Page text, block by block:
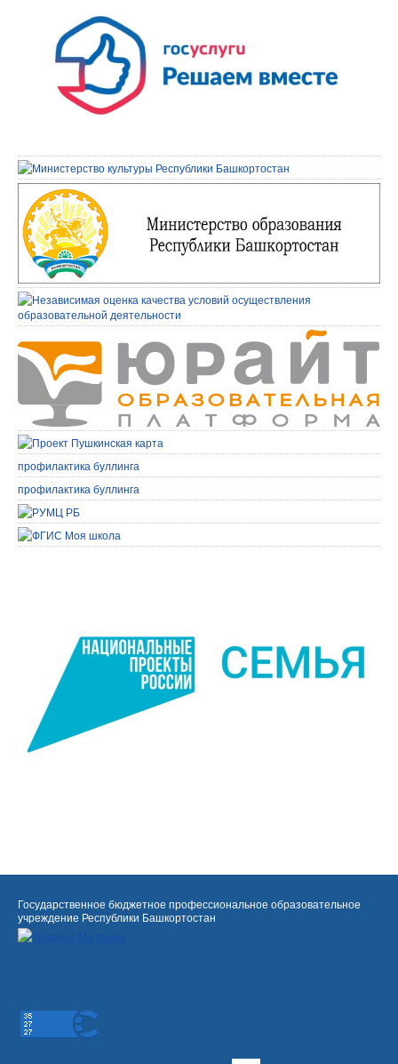
профилактика буллинга
профилактика буллинга
Государственное бюджетное профессиональное образовательное
учреждение Республики Башкортостан